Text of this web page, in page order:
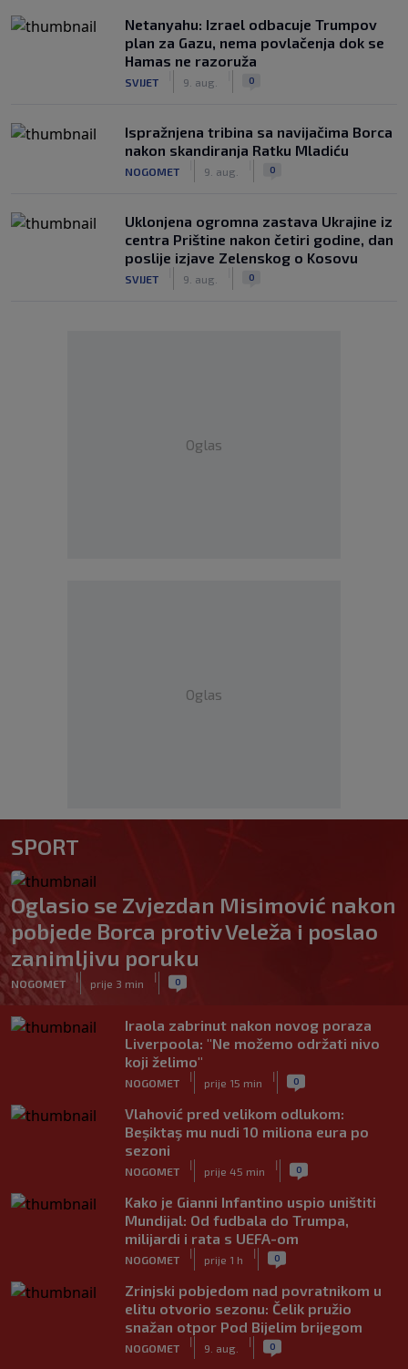
Netanyahu: Izrael odbacuje Trumpov
plan za Gazu, nema povlačenja dok se
Hamas ne razoruža
SVIJET 9. aug. 0
Ispražnjena tribina sa navijačima Borca
nakon skandiranja Ratku Mladiću
NOGOMET 9. aug. 0
Uklonjena ogromna zastava Ukrajine iz
centra Prištine nakon četiri godine, dan
poslije izjave Zelenskog o Kosovu
SVIJET 9. aug. 0
Oglas
Oglas
SPORT
Oglasio se Zvjezdan Misimović nakon
pobjede Borca protiv Veleža i poslao
zanimljivu poruku
NOGOMET
|
prije 3 min
| 0
Iraola zabrinut nakon novog poraza
Liverpoola: "Ne možemo održati nivo
koji želimo"
NOGOMET
|
prije 15 min
| 0
Vlahović pred velikom odlukom:
Beşiktaş mu nudi 10 miliona eura po
sezoni
NOGOMET
|
prije 45 min
| 0
Kako je Gianni Infantino uspio uništiti
Mundijal: Od fudbala do Trumpa,
milijardi i rata s UEFA-om
NOGOMET
|
prije 1 h
| 0
Zrinjski pobjedom nad povratnikom u
elitu otvorio sezonu: Čelik pružio
snažan otpor Pod Bijelim brijegom
NOGOMET
|
9. aug.
| 0